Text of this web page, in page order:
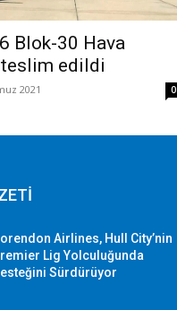
Blok-30 Hava
teslim edildi
2021 0
Airlines, Hull City’nin
Lig Yolculuğunda
Sürdürüyor